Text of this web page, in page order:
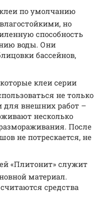
по умолчанию
но
способность
воды. Они
бассейнов,
клеи серии
не только
для внешних работ –
несколько
После
не потрескается, не
«Плитонит» служит
материал.
средства